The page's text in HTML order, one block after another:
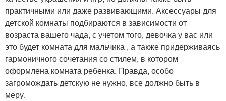
практичными или даже развивающими. Аксессуары для
детской комнаты подбираются в зависимости от
возраста вашего чада, с учетом того, девочка у вас или
это будет комната для мальчика , а также придерживаясь
гармоничного сочетания со стилем, в котором
оформлена комната ребенка. Правда, особо
загромождать детскую не нужно, все должно быть в
меру.